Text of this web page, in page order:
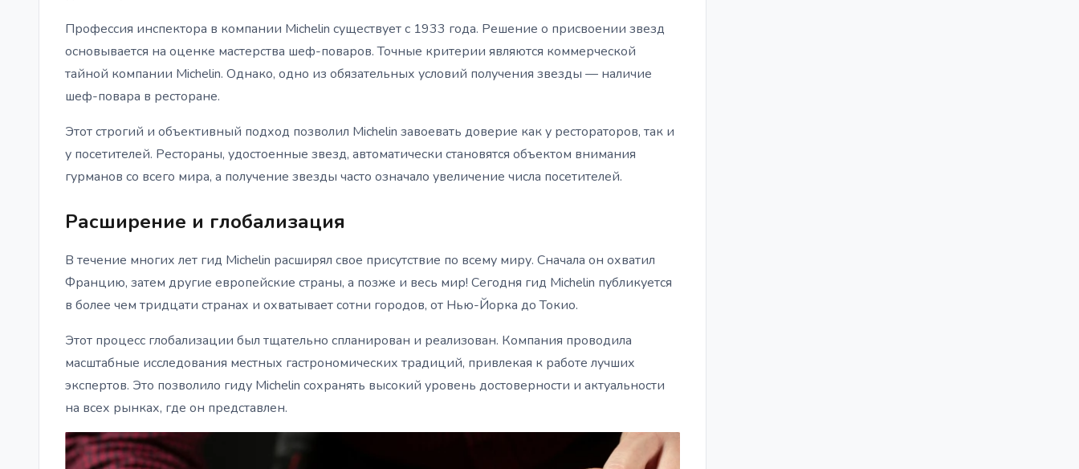
Профессия инспектора в компании Michelin существует с 1933 года. Решение о присвоении звезд
основывается на оценке мастерства шеф-поваров. Точные критерии являются коммерческой
тайной компании Michelin. Однако, одно из обязательных условий получения звезды — наличие
шеф-повара в ресторане.
Этот строгий и объективный подход позволил Michelin завоевать доверие как у рестораторов, так и
у посетителей. Рестораны, удостоенные звезд, автоматически становятся объектом внимания
гурманов со всего мира, а получение звезды часто означало увеличение числа посетителей.
Расширение и глобализация
В течение многих лет гид Michelin расширял свое присутствие по всему миру. Сначала он охватил
Францию, затем другие европейские страны, а позже и весь мир! Сегодня гид Michelin публикуется
в более чем тридцати странах и охватывает сотни городов, от Нью-Йорка до Токио.
Этот процесс глобализации был тщательно спланирован и реализован. Компания проводила
масштабные исследования местных гастрономических традиций, привлекая к работе лучших
экспертов. Это позволило гиду Michelin сохранять высокий уровень достоверности и актуальности
на всех рынках, где он представлен.